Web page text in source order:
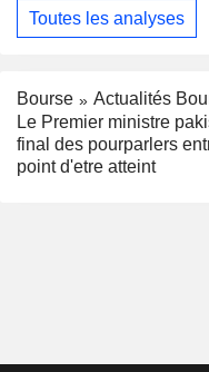
Toutes les analyses
Bourse
Actualités
Le Premier ministre
final des pourparlers
point d'etre atteint